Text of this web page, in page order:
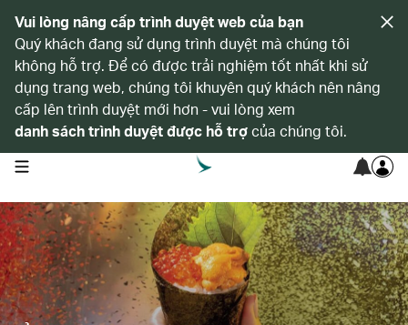
Vui lòng nâng cấp trình duyệt web của bạn
Quý khách đang sử dụng trình duyệt mà chúng tôi
không hỗ trợ. Để có được trải nghiệm tốt nhất khi sử
dụng trang web, chúng tôi khuyên quý khách nên nâng
cấp lên trình duyệt mới hơn - vui lòng xem
danh sách trình duyệt được hỗ trợcủa chúng tôi.
open navigation menu